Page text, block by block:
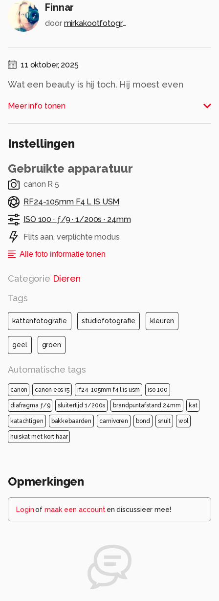
Finnar
door mirkakootfotografie
11 oktober, 2025
Wat een beauty is hij toch. Hij moest even
opruimen ging meneer eens goed poseren.
Meer info tonen
Instellingen
Gebruikte apparatuur
canon R 5
RF24-105mm F4 L IS USM
ISO 100 · ƒ/9 ·1/200s · 24mm
Flits aan, verplichte modus
Alle foto informatie tonen
Categorie Dieren
Tags
kattenfotografie studiofotografie kleuren
geel groen
Automatische tags
canon canon eos r5 rf24-105mm f4 l is usm iso 100
diafragma ƒ/9 sluitertijd 1/200s brandpuntafstand 24mm kat
katachtigen bakkebaarden carnivoren bond snuit wol
huiskat met kort haar
Opmerkingen
Loginof maak een account en discussieer mee!